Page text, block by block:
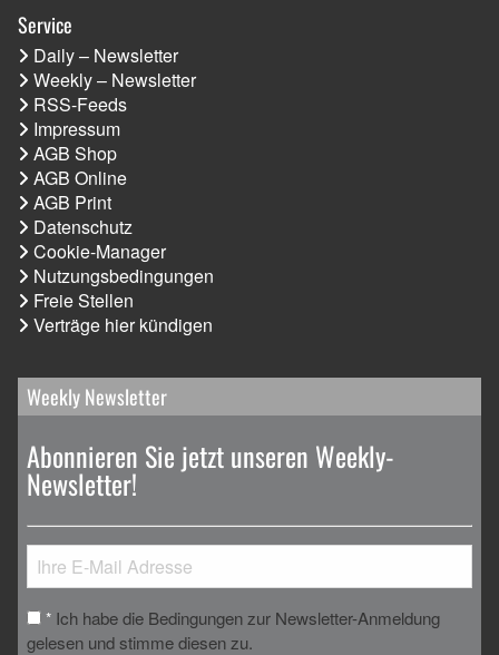
Service
Daily – Newsletter
Weekly – Newsletter
RSS-Feeds
Impressum
AGB Shop
AGB Online
AGB Print
Datenschutz
Cookie-Manager
Nutzungsbedingungen
Freie Stellen
Verträge hier kündigen
Weekly Newsletter
Abonnieren Sie jetzt unseren Weekly-
Newsletter!
* Ich habe die Bedingungen zur Newsletter-Anmeldung
gelesen und stimme diesen zu.